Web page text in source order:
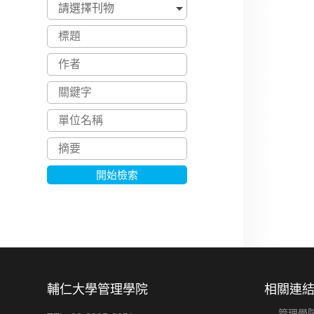
開始檢索
輔仁大學管理學院 相關連結